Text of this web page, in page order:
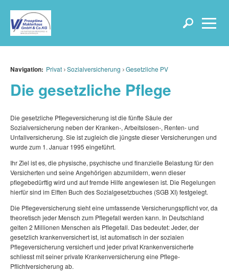
Navigation: Privat Sozialversicherung Gesetzliche PV
Die gesetzliche Pflege
Die gesetzliche Pflegeversicherung ist die fünfte Säule der
Sozialversicherung neben der Kranken-, Arbeitslosen-, Renten- und
Unfallversicherung. Sie ist zugleich die jüngste dieser Versicherungen und
wurde zum 1. Januar 1995 eingeführt.
Ihr Ziel ist es, die physische, psychische und finanzielle Belastung für den
Versicherten und seine Angehörigen abzumildern, wenn dieser
pflegebedürftig wird und auf fremde Hilfe angewiesen ist. Die Regelungen
hierfür sind im Elften Buch des Sozialgesetzbuches (SGB XI) festgelegt.
Die Pflegeversicherung sieht eine umfassende Versicherungspflicht vor, da
theoretisch jeder Mensch zum Pflegefall werden kann. In Deutschland
gelten 2 Millionen Menschen als Pflegefall. Das bedeutet: Jeder, der
gesetzlich krankenversichert ist, ist automatisch in der sozialen
Pflegeversicherung versichert und jeder privat Krankenversicherte
schliesst mit seiner private Krankenversicherung eine Pflege-
Pflichtversicherung ab.